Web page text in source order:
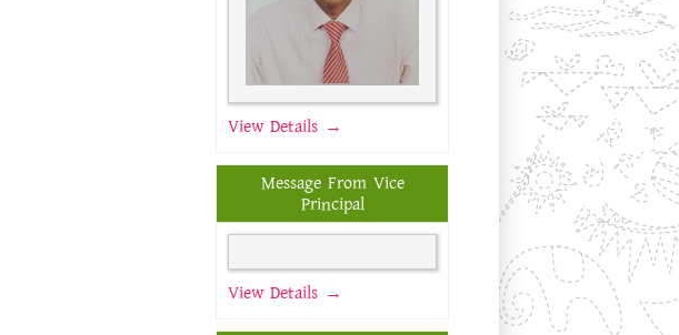
View Details →
Message From Vice
Principal
View Details →